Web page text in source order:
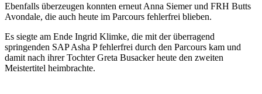
Ebenfalls überzeugen konnten erneut Anna Siemer und FRH Butts
Avondale, die auch heute im Parcours fehlerfrei blieben.
Es siegte am Ende Ingrid Klimke, die mit der überragend
springenden SAP Asha P fehlerfrei durch den Parcours kam und
damit nach ihrer Tochter Greta Busacker heute den zweiten
Meistertitel heimbrachte.